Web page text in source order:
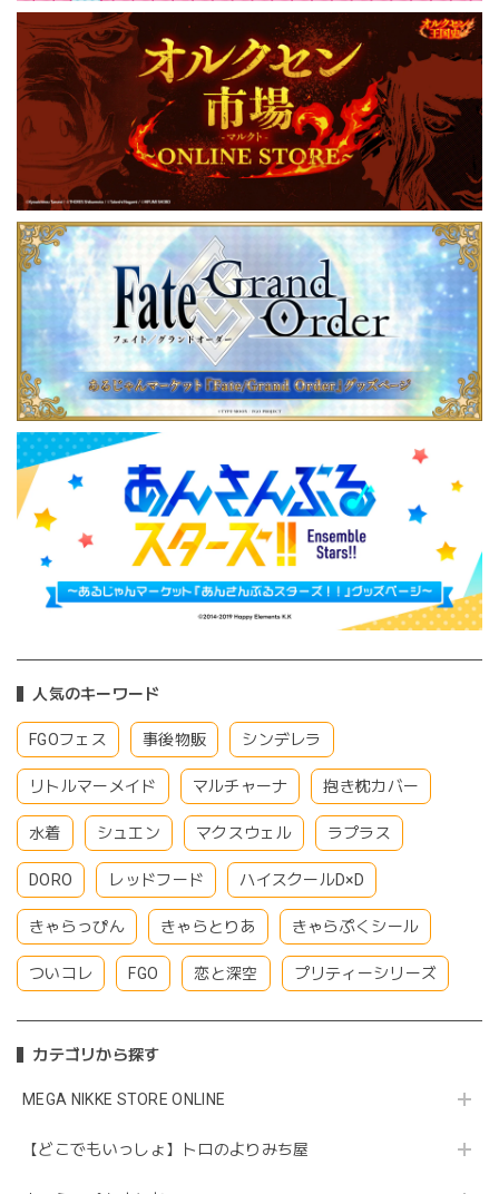
人気のキーワード
FGOフェス 事後物販 シンデレラ
リトルマーメイド マルチャーナ 抱き枕カバー
水着 シュエン マクスウェル ラプラス
DORO レッドフード ハイスクールD×D
きゃらっぴん きゃらとりあ きゃらぷくシール
ついコレ FGO 恋と深空 プリティーシリーズ
カテゴリから探す
MEGA NIKKE STORE ONLINE
【どこでもいっしょ】トロのよりみち屋